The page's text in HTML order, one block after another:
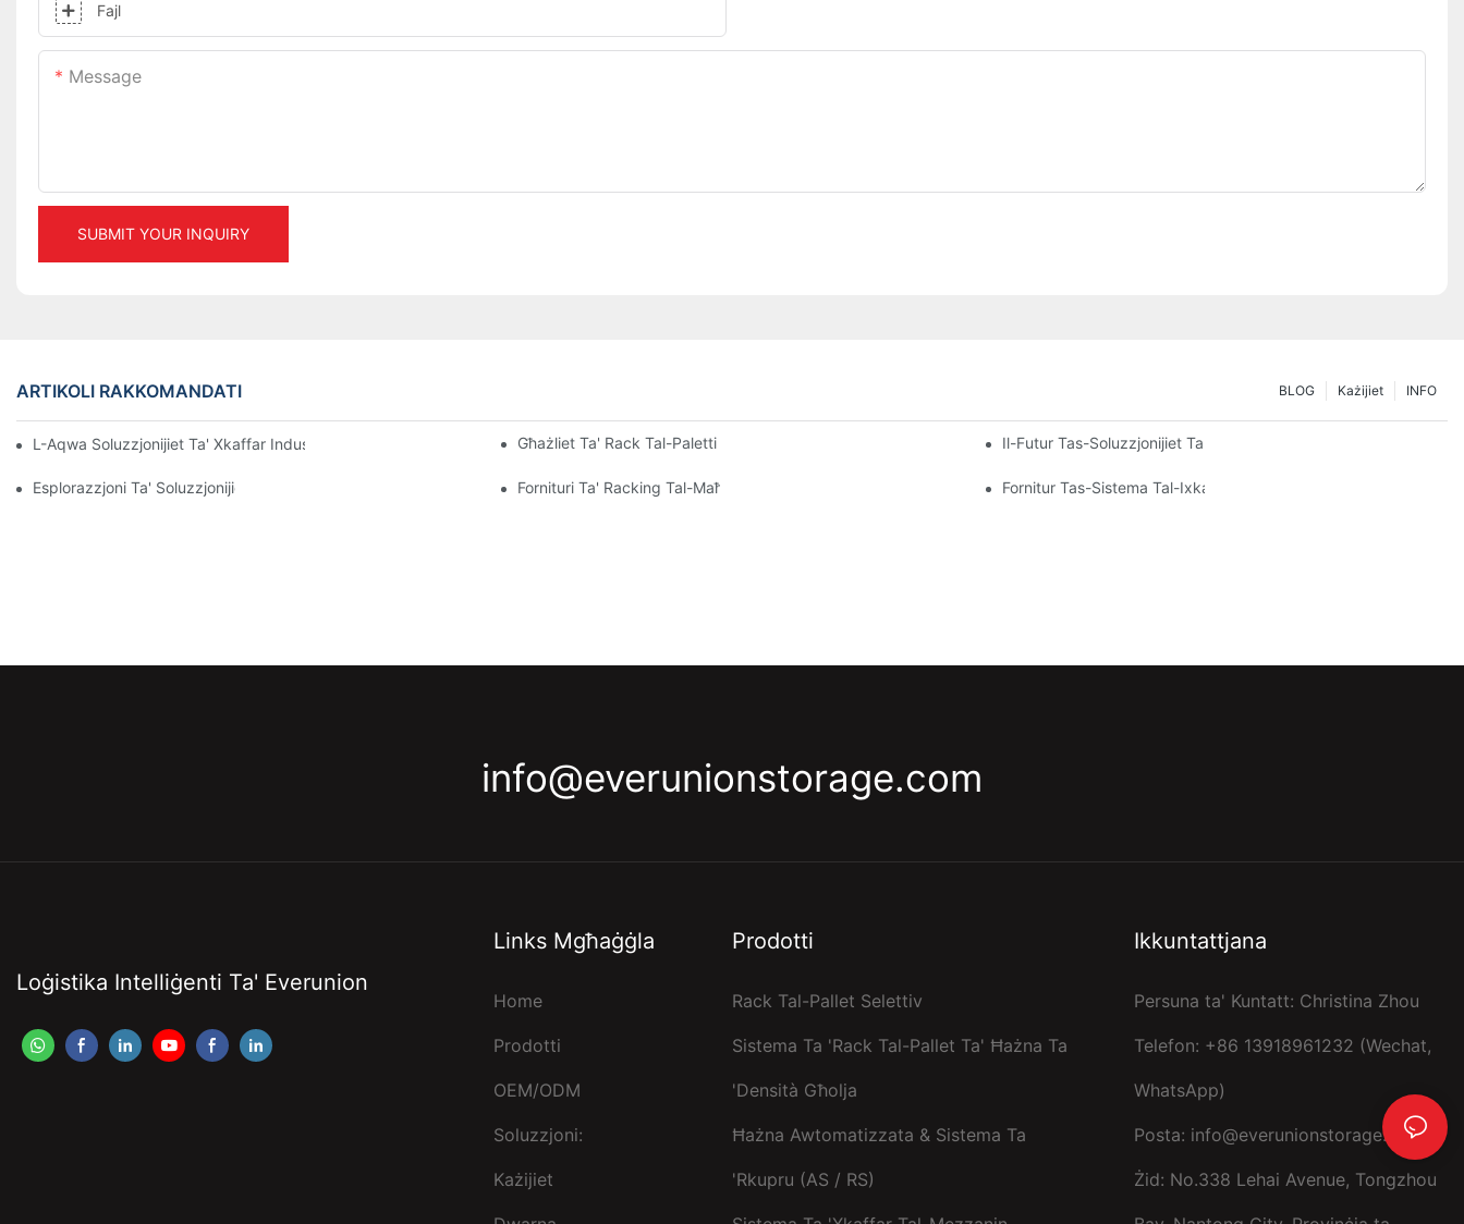
Fajl
Message
SUBMIT YOUR INQUIRY
ARTIKOLI RAKKOMANDATI INFO
Każijiet
BLOG
L-Aqwa Soluzzjonijiet Ta' Xkaffar Industrijali Għal Ġestjoni Effiċjenti Tal-MaħżenGħażliet Ta' Rack Tal-Paletti Personalizzati: Kif Tfassal Il-Bżonnijiet Ta' Ħażna TiegħekIl-Futur Tas-Soluzzjonijiet Tal-Pallet Rack: Xejriet U
Esplorazzjoni Ta' Soluzzjonijiet Effettivi Ta' Xkaffar Tal-Ħażna Għal Kull IndustrijaFornituri Ta' Racking Tal-Maħżen: X'Għandek Tfittex Fornitur Tas-Sistema Tal-Ixkaffar: Fatturi Ewlenin Għall-Għażla
info@everunionstorage.com
Loġistika Intelliġenti Ta' Everunion
Links Mgħaġġla
Home
Prodotti
OEM/ODM
Soluzzjoni:
Każijiet
Prodotti
Rack Tal-Pallet Selettiv
Sistema Ta 'rack Tal-Pallet Ta' Ħażna Ta
'densità Għolja
Ħażna Awtomatizzata & Sistema Ta
'rkupru (AS / RS)
Ikkuntattjana
Persuna ta' Kuntatt: Christina Zhou
Telefon: +86 13918961232 (Wechat,
WhatsApp)
Posta: info@everunionstorage.com
Żid: No.338 Lehai Avenue, Tongzhou